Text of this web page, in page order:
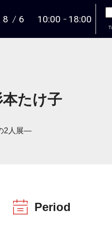
8 6 10:00 18:00
たけ子
2人展―
Period